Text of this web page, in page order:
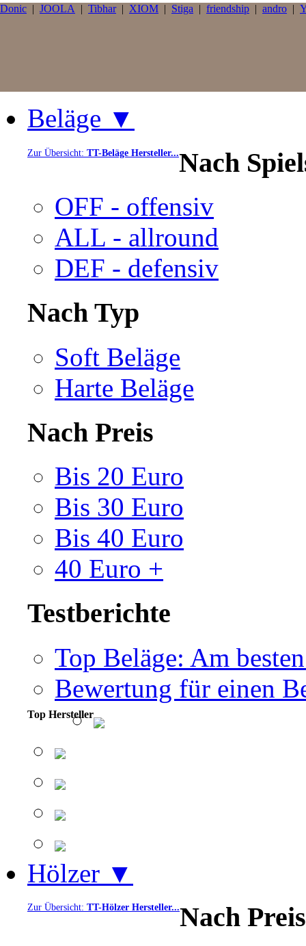
Donic | JOOLA | Tibhar| XIOM | Stiga | friendship | andro |
Beläge ▼
Zur Übersicht: TT-Beläge Hersteller...Nach
OFF - offensiv
ALL - allround
DEF - defensiv
Nach Typ
Soft Beläge
Harte Beläge
Nach Preis
Bis 20 Euro
Bis 30 Euro
Bis 40 Euro
40 Euro +
Testberichte
Top Beläge: Am
Bewertung für einen
Top Hersteller
Hölzer ▼
Zur Übersicht: TT-Hölzer Hersteller...Nach Preis